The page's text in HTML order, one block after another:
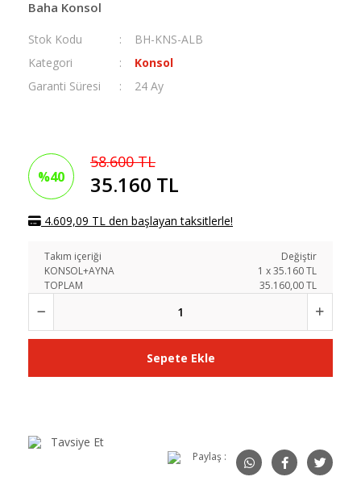
Baha Konsol
Stok Kodu
BH-KNS-ALB
Kategori
Konsol
Garanti Süresi
24 Ay
%40
58.600 TL
35.160 TL
4.609,09 TL den başlayan taksitlerle!
Takım içeriği
Değiştir
KONSOL+AYNA
1 x35.160TL
TOPLAM
35.160,00 TL
Sepete Ekle
Tavsiye Et
Paylaş :